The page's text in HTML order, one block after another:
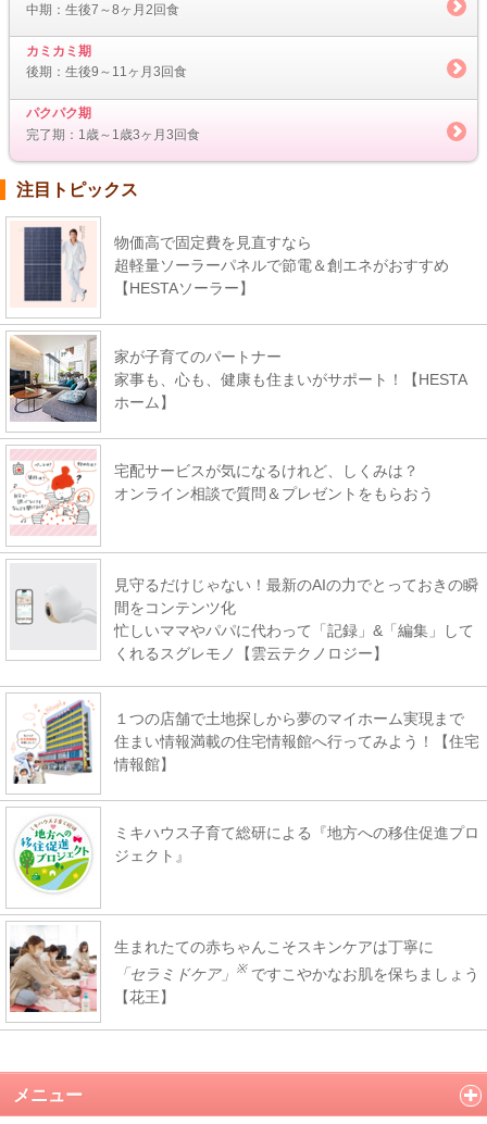
中期：生後7～8ヶ月2回食
カミカミ期
後期：生後9～11ヶ月3回食
パクパク期
完了期：1歳～1歳3ヶ月3回食
注目トピックス
物価高で固定費を見直すなら
超軽量ソーラーパネルで節電＆創エネがおすすめ
【HESTAソーラー】
家が子育てのパートナー
家事も、心も、健康も住まいがサポート！【HESTA
ホーム】
宅配サービスが気になるけれど、しくみは？
オンライン相談で質問＆プレゼントをもらおう
見守るだけじゃない！最新のAIの力でとっておきの瞬
間をコンテンツ化
忙しいママやパパに代わって「記録」&「編集」して
くれるスグレモノ【雲云テクノロジー】
１つの店舗で土地探しから夢のマイホーム実現まで
住まい情報満載の住宅情報館へ行ってみよう！【住宅
情報館】
ミキハウス子育て総研による『地方への移住促進プロ
ジェクト』
生まれたての赤ちゃんこそスキンケアは丁寧に
「セラミドケア」
※ ですこやかなお肌を保ちましょう
【花王】
メニュー